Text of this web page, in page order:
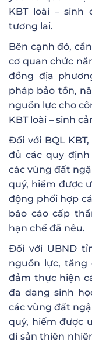
KBT loài – sinh
tương lai.
Bên cạnh đó,
cơ quan chức
đồng địa
pháp bảo tồn,
nguồn lực cho
KBT loài – sinh
Đối với BQL
đủ các quy
các vùng đất
quý, hiếm được
động phối hợp
báo cáo cấp
hạn chế đã nêu.
Đối với UBND
nguồn lực, tăng
đảm thực hiện
đa dạng sinh
các vùng đất
quý, hiếm được
di sản thiên